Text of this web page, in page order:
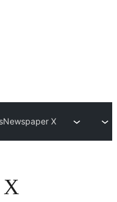
Newspaper X
X